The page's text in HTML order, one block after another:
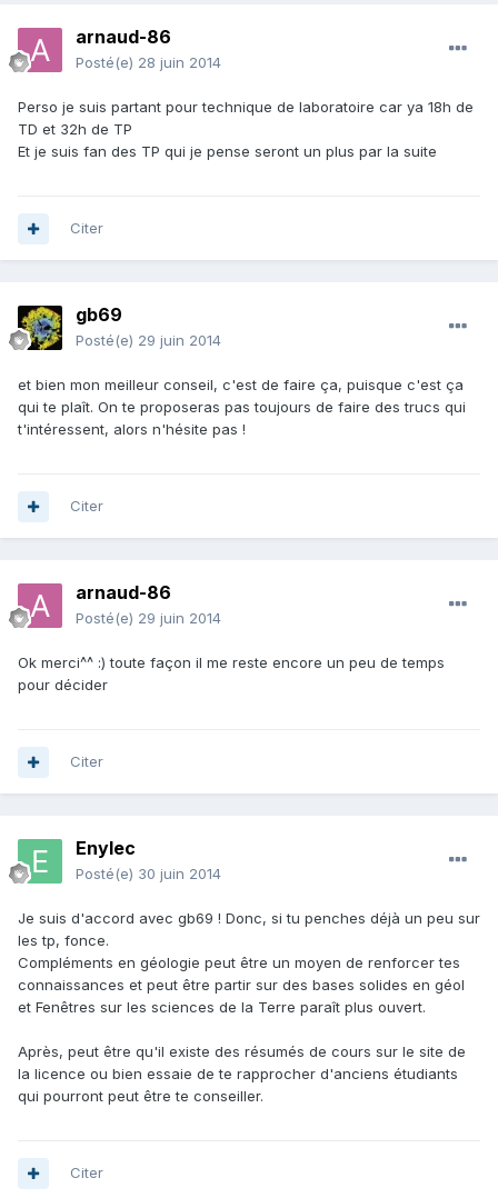
arnaud-86
Posté(e) 28 juin 2014
Perso je suis partant pour technique de laboratoire car ya 18h de
TD et 32h de TP
Et je suis fan des TP qui je pense seront un plus par la suite
Citer
gb69
Posté(e) 29 juin 2014
et bien mon meilleur conseil, c'est de faire ça, puisque c'est ça
qui te plaît. On te proposeras pas toujours de faire des trucs qui
t'intéressent, alors n'hésite pas !
Citer
arnaud-86
Posté(e) 29 juin 2014
Ok merci^^ :) toute façon il me reste encore un peu de temps
pour décider
Citer
Enylec
Posté(e) 30 juin 2014
Je suis d'accord avec gb69 ! Donc, si tu penches déjà un peu sur
les tp, fonce.
Compléments en géologie peut être un moyen de renforcer tes
connaissances et peut être partir sur des bases solides en géol
et Fenêtres sur les sciences de la Terre paraît plus ouvert.
Après, peut être qu'il existe des résumés de cours sur le site de
la licence ou bien essaie de te rapprocher d'anciens étudiants
qui pourront peut être te conseiller.
Citer